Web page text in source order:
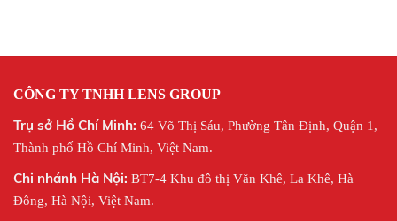
CÔNG TY TNHH LENS GROUP
Trụ sở Hồ Chí Minh: 64 Võ Thị Sáu, Phường Tân Định, Quận 1,
Thành phố Hồ Chí Minh, Việt Nam.
Chi nhánh Hà Nội: BT7-4 Khu đô thị Văn Khê, La Khê, Hà
Đông, Hà Nội, Việt Nam.